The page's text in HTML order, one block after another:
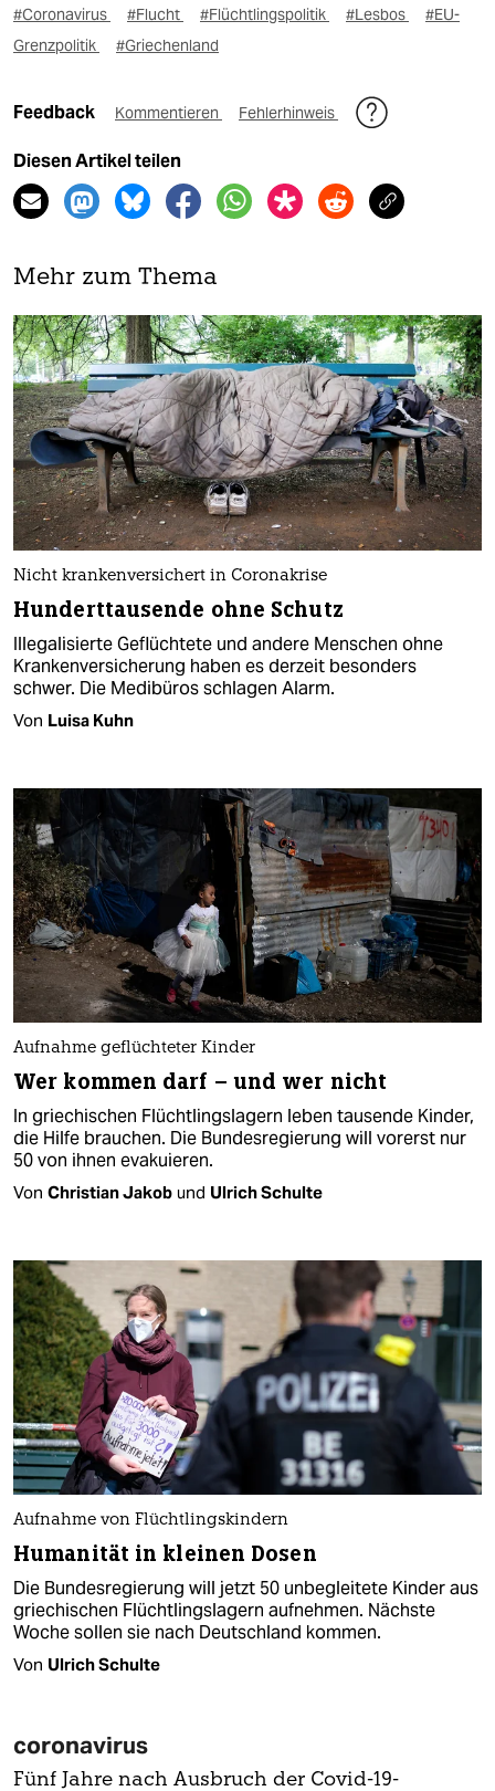
#Coronavirus #Flucht #Flüchtlingspolitik #Lesbos
#EU-
Grenzpolitik
#Griechenland
Feedback Kommentieren Fehlerhinweis
Diesen Artikel teilen
Mehr zum Thema
Nicht krankenversichert in Coronakrise
Hunderttausende ohne Schutz
Illegalisierte Geflüchtete und andere Menschen ohne
Krankenversicherung haben es derzeit besonders
schwer. Die Medibüros schlagen Alarm.
Von Luisa Kuhn
Aufnahme geflüchteter Kinder
Wer kommen darf – und wer nicht
In griechischen Flüchtlingslagern leben tausende Kinder,
die Hilfe brauchen. Die Bundesregierung will vorerst nur
50 von ihnen evakuieren.
Von Christian Jakob und Ulrich Schulte
Aufnahme von Flüchtlingskindern
Humanität in kleinen Dosen
Die Bundesregierung will jetzt 50 unbegleitete Kinder aus
griechischen Flüchtlingslagern aufnehmen. Nächste
Woche sollen sie nach Deutschland kommen.
Von Ulrich Schulte
coronavirus
Fünf Jahre nach Ausbruch der Covid-19-